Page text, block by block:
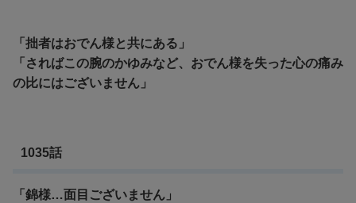
「拙者はおでん様と共にある」
「さればこの腕のかゆみなど、おでん様を失った心の痛み
の比にはございません」
1035話
「錦様…面目ございません」